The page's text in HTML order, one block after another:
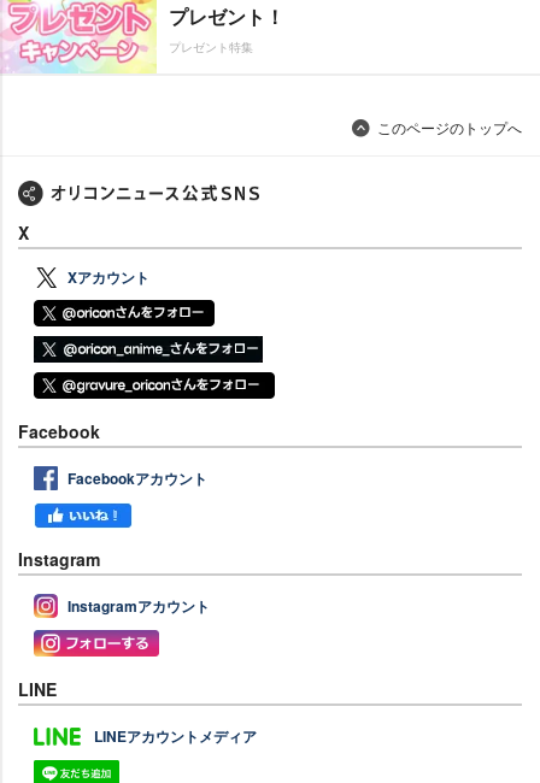
プレゼント！
プレゼント特集
このページのトップへ
X
Xアカウント
Facebook
Facebookアカウント
Instagram
Instagramアカウント
LINE
LINEアカウントメディア